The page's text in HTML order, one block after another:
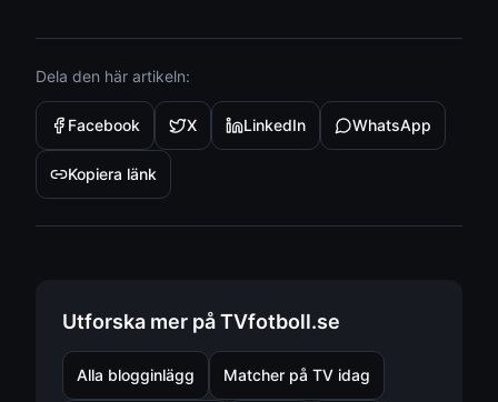
Dela den här artikeln:
Facebook X LinkedIn WhatsApp
Kopiera länk
Utforska mer på TVfotboll.se
Alla blogginlägg Matcher på TV idag